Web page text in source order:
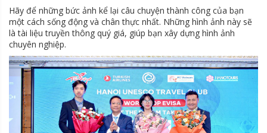
Hãy để những bức ảnh kể lại câu chuyện thành công của bạn
một cách sống động và chân thực nhất. Những hình ảnh này sẽ
là tài liệu truyền thông quý giá, giúp bạn xây dựng hình ảnh
chuyên nghiệp.